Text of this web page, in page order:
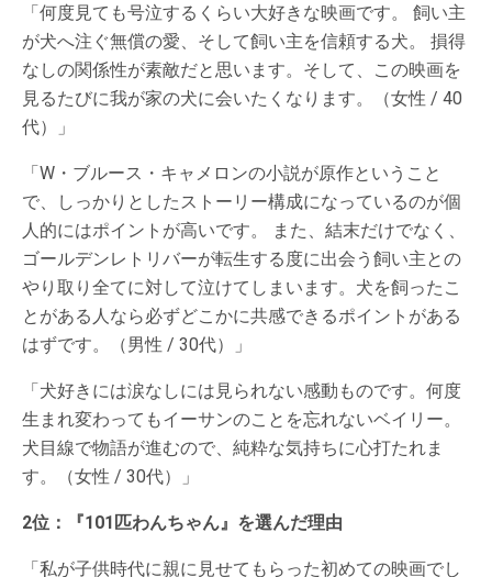
「何度見ても号泣するくらい大好きな映画です。 飼い主
が犬へ注ぐ無償の愛、そして飼い主を信頼する犬。 損得
なしの関係性が素敵だと思います。そして、この映画を
見るたびに我が家の犬に会いたくなります。（女性 / 40
代）」
「W・ブルース・キャメロンの小説が原作ということ
で、しっかりとしたストーリー構成になっているのが個
人的にはポイントが高いです。 また、結末だけでなく、
ゴールデンレトリバーが転生する度に出会う飼い主との
やり取り全てに対して泣けてしまいます。犬を飼ったこ
とがある人なら必ずどこかに共感できるポイントがある
はずです。（男性 / 30代）」
「犬好きには涙なしには見られない感動ものです。何度
生まれ変わってもイーサンのことを忘れないベイリー。
犬目線で物語が進むので、純粋な気持ちに心打たれま
す。（女性 / 30代）」
2位：『101匹わんちゃん』を選んだ理由
「私が子供時代に親に見せてもらった初めての映画でし